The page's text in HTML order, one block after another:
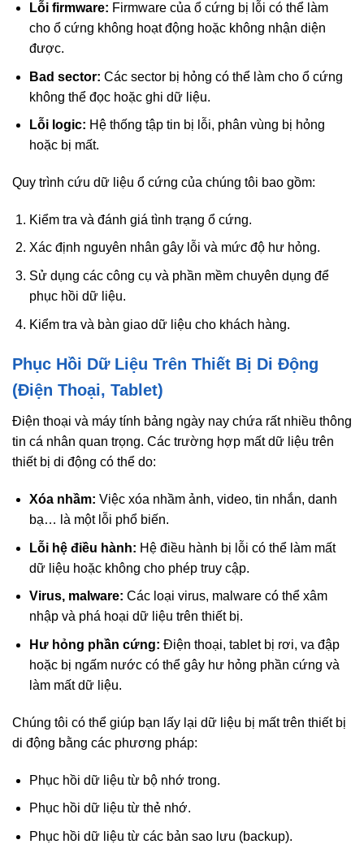
Lỗi firmware: Firmware của ổ cứng bị lỗi có thể làm
cho ổ cứng không hoạt động hoặc không nhận diện
được.
Bad sector: Các sector bị hỏng có thể làm cho ổ cứng
không thể đọc hoặc ghi dữ liệu.
Lỗi logic: Hệ thống tập tin bị lỗi, phân vùng bị hỏng
hoặc bị mất.
Quy trình cứu dữ liệu ổ cứng của chúng tôi bao gồm:
Kiểm tra và đánh giá tình trạng ổ cứng.
Xác định nguyên nhân gây lỗi và mức độ hư hỏng.
Sử dụng các công cụ và phần mềm chuyên dụng để
phục hồi dữ liệu.
Kiểm tra và bàn giao dữ liệu cho khách hàng.
Phục Hồi Dữ Liệu Trên Thiết Bị Di Động
(Điện Thoại, Tablet)
Điện thoại và máy tính bảng ngày nay chứa rất nhiều thông
tin cá nhân quan trọng. Các trường hợp mất dữ liệu trên
thiết bị di động có thể do:
Xóa nhầm: Việc xóa nhầm ảnh, video, tin nhắn, danh
bạ… là một lỗi phổ biến.
Lỗi hệ điều hành: Hệ điều hành bị lỗi có thể làm mất
dữ liệu hoặc không cho phép truy cập.
Virus, malware: Các loại virus, malware có thể xâm
nhập và phá hoại dữ liệu trên thiết bị.
Hư hỏng phần cứng: Điện thoại, tablet bị rơi, va đập
hoặc bị ngấm nước có thể gây hư hỏng phần cứng và
làm mất dữ liệu.
Chúng tôi có thể giúp bạn lấy lại dữ liệu bị mất trên thiết bị
di động bằng các phương pháp:
Phục hồi dữ liệu từ bộ nhớ trong.
Phục hồi dữ liệu từ thẻ nhớ.
Phục hồi dữ liệu từ các bản sao lưu (backup).